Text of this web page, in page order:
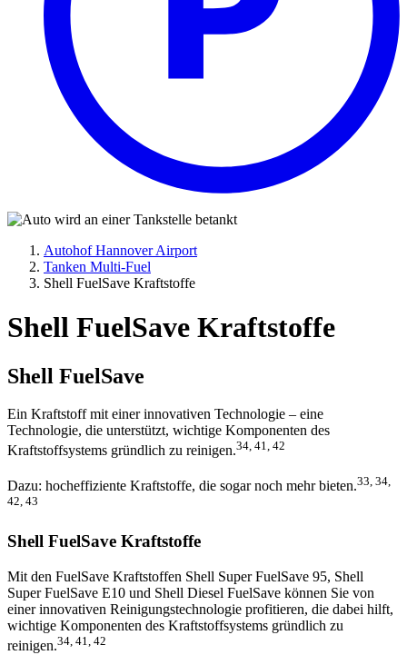
Autohof Hannover Airport
Tanken Multi-Fuel
Shell FuelSave Kraftstoffe
Shell FuelSave Kraftstoffe
Shell FuelSave
Ein Kraftstoff mit einer innovativen Technologie – eine
Technologie, die unterstützt, wichtige Komponenten des
Kraftstoffsystems gründlich zu reinigen.34, 41, 42
Dazu: hocheffiziente Kraftstoffe, die sogar noch mehr bieten.33, 34,
42, 43
Shell FuelSave Kraftstoffe
Mit den FuelSave Kraftstoffen Shell Super FuelSave 95, Shell
Super FuelSave E10 und Shell Diesel FuelSave können Sie von
einer innovativen Reinigungstechnologie profitieren, die dabei hilft,
wichtige Komponenten des Kraftstoffsystems gründlich zu
reinigen.34, 41, 42